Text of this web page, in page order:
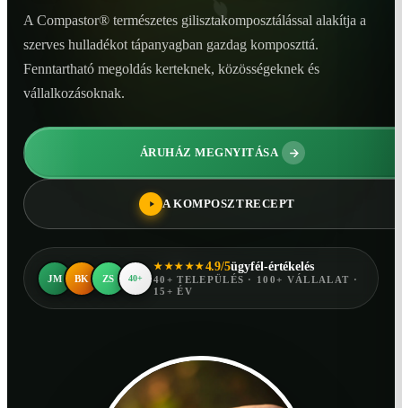
A Compastor® természetes gilisztakomposztálással alakítja a
szerves hulladékot tápanyagban gazdag komposzttá.
Fenntartható megoldás kerteknek, közösségeknek és
vállalkozásoknak.
ÁRUHÁZ MEGNYITÁSA
A KOMPOSZTRECEPT
JM BK ZS 40+
★★★★★4.9/5ügyfél-értékelés
40+ TELEPÜLÉS · 100+ VÁLLALAT ·
15+ ÉV